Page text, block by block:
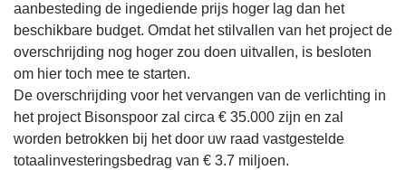
aanbesteding de ingediende prijs hoger lag dan het
beschikbare budget. Omdat het stilvallen van het project de
overschrijding nog hoger zou doen uitvallen, is besloten
om hier toch mee te starten.
De overschrijding voor het vervangen van de verlichting in
het project Bisonspoor zal circa € 35.000 zijn en zal
worden betrokken bij het door uw raad vastgestelde
totaalinvesteringsbedrag van € 3.7 miljoen.